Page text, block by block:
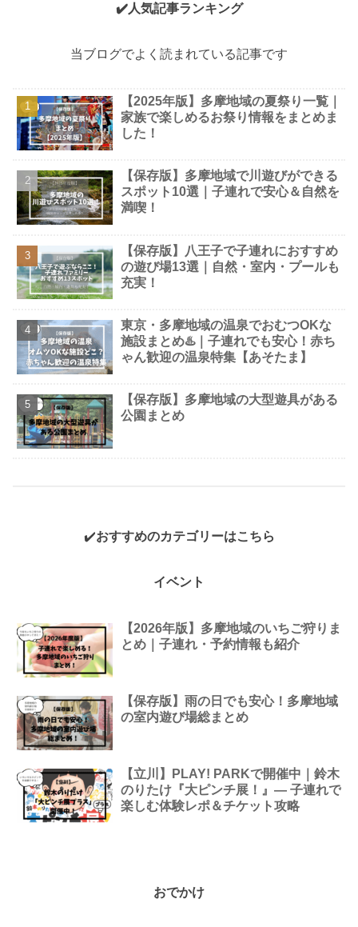
✔️人気記事ランキング
当ブログでよく読まれている記事です
【2025年版】多摩地域の夏祭り一覧｜
家族で楽しめるお祭り情報をまとめま
した！
【保存版】多摩地域で川遊びができる
スポット10選｜子連れで安心＆自然を
満喫！
【保存版】八王子で子連れにおすすめ
の遊び場13選｜自然・室内・プールも
充実！
東京・多摩地域の温泉でおむつOKな
施設まとめ♨️｜子連れでも安心！赤ち
ゃん歓迎の温泉特集【あそたま】
【保存版】多摩地域の大型遊具がある
公園まとめ
✔️おすすめのカテゴリーはこちら
イベント
【2026年版】多摩地域のいちご狩りま
とめ｜子連れ・予約情報も紹介
【保存版】雨の日でも安心！多摩地域
の室内遊び場総まとめ
【立川】PLAY! PARKで開催中｜鈴木
のりたけ『大ピンチ展！』— 子連れで
楽しむ体験レポ＆チケット攻略
おでかけ